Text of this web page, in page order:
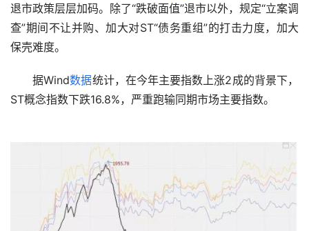
退市政策层层加码。除了“跌破面值”退市以外，规定“立案调
查”期间不让并购、加大对ST“债务重组”的打击力度，加大
保壳难度。
据Wind数据统计，在今年主要指数上涨2成的背景下，
ST概念指数下跌16.8%，严重跑输同期市场主要指数。